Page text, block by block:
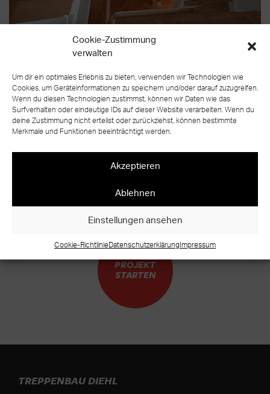
Cookie-Zustimmung
verwalten
Um dir ein optimales Erlebnis zu bieten, verwenden wir Technologien wie
Cookies, um Geräteinformationen zu speichern und/oder darauf zuzugreifen.
Wenn du diesen Technologien zustimmst, können wir Daten wie das
Surfverhalten oder eindeutige IDs auf dieser Website verarbeiten. Wenn du
deine Zustimmung nicht erteilst oder zurückziehst, können bestimmte
Merkmale und Funktionen beeinträchtigt werden.
Akzeptieren
Ablehnen
Einstellungen ansehen
Cookie-RichtlinieDatenschutzerklärungImpressum
zurück zur Übersicht
BEREIT FÜR IHR EIGENES TREPPEN
UNIKAT?
WARUM WARTEN?
PROJEKT
STARTEN
TREPPENBAU DIEHL